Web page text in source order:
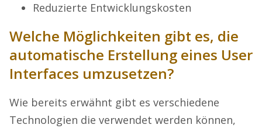
Reduzierte Entwicklungskosten
Welche Möglichkeiten gibt es, die
automatische Erstellung eines User
Interfaces umzusetzen?
Wie bereits erwähnt gibt es verschiedene
Technologien die verwendet werden können,